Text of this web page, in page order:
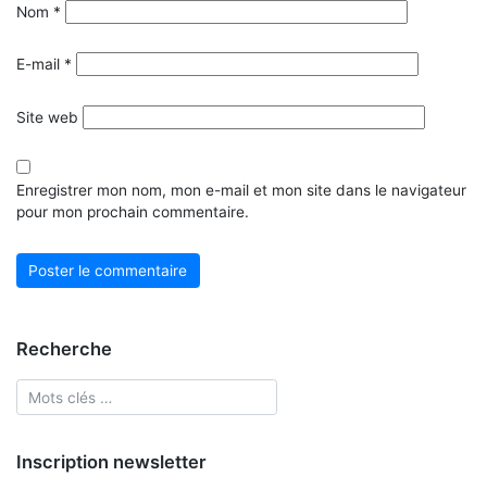
Nom *
E-mail *
Site web
Enregistrer mon nom, mon e-mail et mon site dans le navigateur
pour mon prochain commentaire.
Recherche
Inscription newsletter